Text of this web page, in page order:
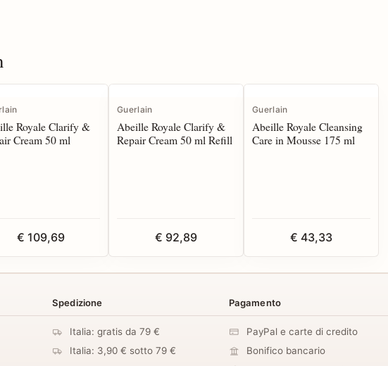
Royale Clarify &
Cream 50 ml
€ 109,69
Guerlain
Abeille Royale Clarify &
Repair Cream 50 ml Refill
€ 92,89
Guerlain
Abeille Royale Cleansing
Care in Mousse 175 ml
€ 43,33
Spedizione
Italia: gratis da 79 €
Italia: 3,90 € sotto 79 €
Pagamento
PayPal e carte di credito
Bonifico bancario